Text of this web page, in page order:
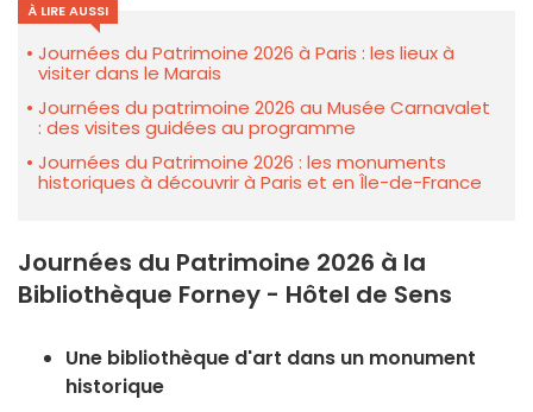
À LIRE AUSSI
Journées du Patrimoine 2026 à Paris : les lieux à
visiter dans le Marais
Journées du patrimoine 2026 au Musée Carnavalet
: des visites guidées au programme
Journées du Patrimoine 2026 : les monuments
historiques à découvrir à Paris et en Île-de-France
Journées du Patrimoine 2026 à la
Bibliothèque Forney - Hôtel de Sens
Une bibliothèque d'art dans un monument
historique